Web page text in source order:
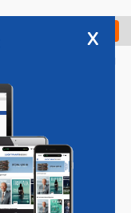
Check in
Vacatures
x